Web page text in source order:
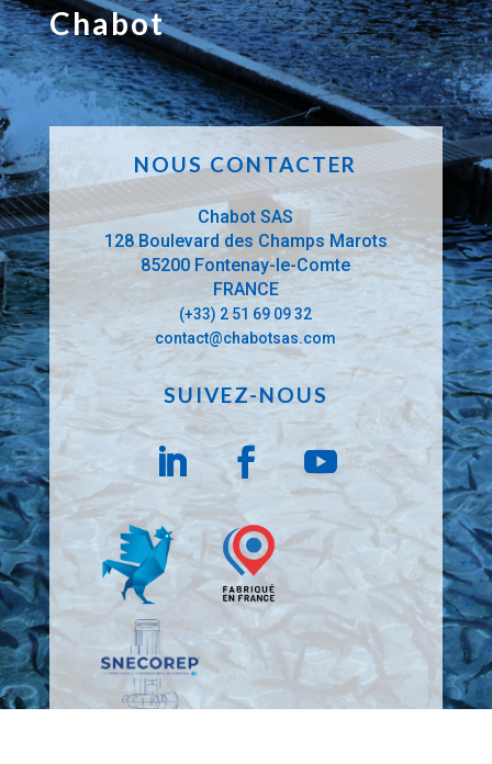
Chabot
NOUS CONTACTER
Chabot SAS
128 Boulevard des Champs Marots
85200 Fontenay-le-Comte
FRANCE
(+33) 2 51 69 09 32
contact@chabotsas.com
SUIVEZ-NOUS